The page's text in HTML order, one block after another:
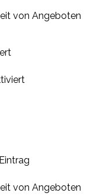
von Angeboten
von Angeboten